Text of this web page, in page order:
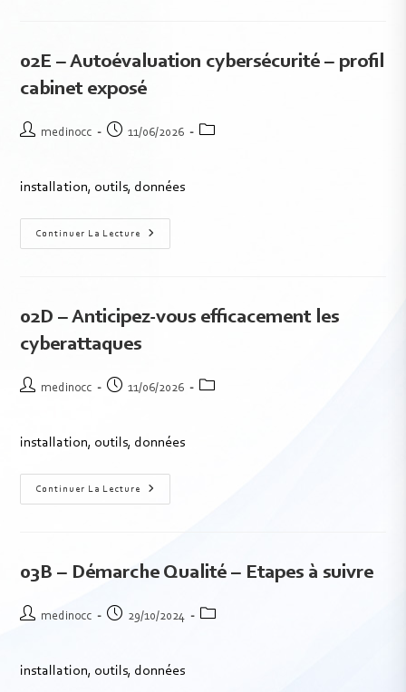
02E – Autoévaluation cybersécurité – profil
cabinet exposé
medinocc 11/06/2026
installation, outils, données
Continuer La Lecture
02D – Anticipez-vous efficacement les
cyberattaques
medinocc 11/06/2026
installation, outils, données
Continuer La Lecture
03B – Démarche Qualité – Etapes à suivre
medinocc 29/10/2024
installation, outils, données